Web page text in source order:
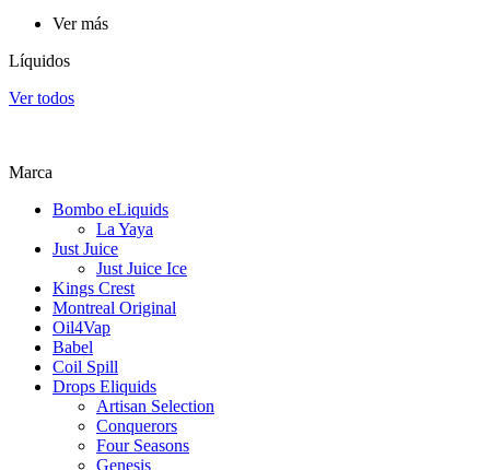
Ver más
Líquidos
Ver todos
Marca
Bombo eLiquids
La Yaya
Just Juice
Just Juice Ice
Kings Crest
Montreal Original
Oil4Vap
Babel
Coil Spill
Drops Eliquids
Artisan Selection
Conquerors
Four Seasons
Genesis